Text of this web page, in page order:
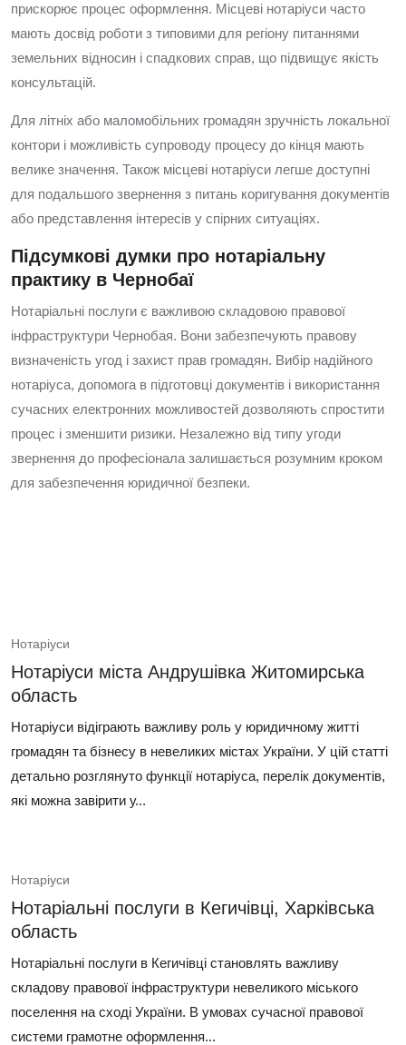
прискорює процес оформлення. Місцеві нотаріуси часто
мають досвід роботи з типовими для регіону питаннями
земельних відносин і спадкових справ, що підвищує якість
консультацій.
Для літніх або маломобільних громадян зручність локальної
контори і можливість супроводу процесу до кінця мають
велике значення. Також місцеві нотаріуси легше доступні
для подальшого звернення з питань коригування документів
або представлення інтересів у спірних ситуаціях.
Підсумкові думки про нотаріальну
практику в Чернобаї
Нотаріальні послуги є важливою складовою правової
інфраструктури Чернобая. Вони забезпечують правову
визначеність угод і захист прав громадян. Вибір надійного
нотаріуса, допомога в підготовці документів і використання
сучасних електронних можливостей дозволяють спростити
процес і зменшити ризики. Незалежно від типу угоди
звернення до професіонала залишається розумним кроком
для забезпечення юридичної безпеки.
Нотаріуси
Нотаріуси міста Андрушівка Житомирська
область
Нотаріуси відіграють важливу роль у юридичному житті
громадян та бізнесу в невеликих містах України. У цій статті
детально розглянуто функції нотаріуса, перелік документів,
які можна завірити у...
Нотаріуси
Нотаріальні послуги в Кегичівці, Харківська
область
Нотаріальні послуги в Кегичівці становлять важливу
складову правової інфраструктури невеликого міського
поселення на сході України. В умовах сучасної правової
системи грамотне оформлення...